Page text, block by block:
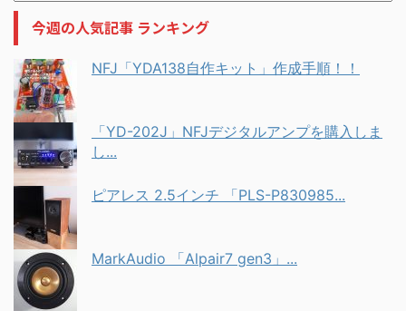
今週の人気記事 ランキング
NFJ「YDA138自作キット」作成手順！！
「YD-202J」NFJデジタルアンプを購入しま
し...
ピアレス 2.5インチ 「PLS-P830985...
MarkAudio 「Alpair7 gen3」...